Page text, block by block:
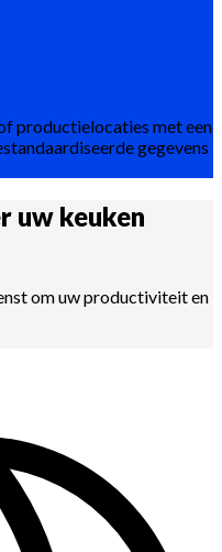
productielocaties met een
gegevens
uw keuken
om uw productiviteit en